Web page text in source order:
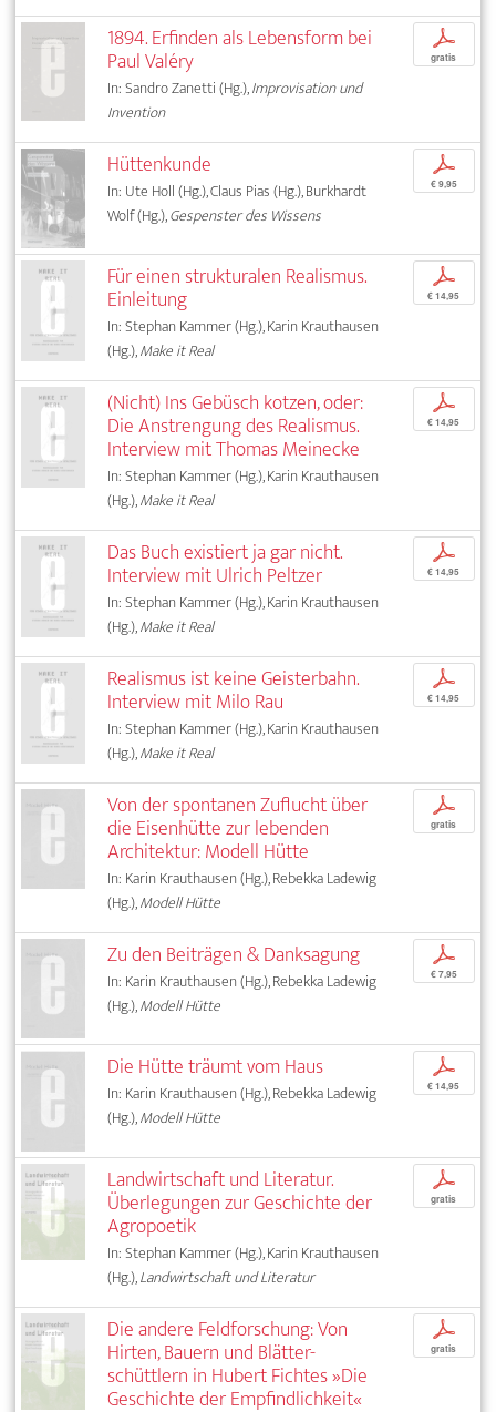
1894. Erfinden als Lebensform bei
Paul Valéry
In: Sandro Zanetti (Hg.),Improvisation und
Invention
p
gratis
Hüttenkunde
In: Ute Holl (Hg.), Claus Pias (Hg.), Burkhardt
Wolf (Hg.),Gespenster des Wissens
p
€ 9,95
Für einen strukturalen Realismus.
Einleitung
In: Stephan Kammer (Hg.), Karin Krauthausen
(Hg.),Make it Real
p
€ 14,95
(Nicht) Ins Gebüsch kotzen, oder:
Die Anstrengung des Realismus.
Interview mit Thomas Meinecke
In: Stephan Kammer (Hg.), Karin Krauthausen
(Hg.),Make it Real
p
€ 14,95
Das Buch existiert ja gar nicht.
Interview mit Ulrich Peltzer
In: Stephan Kammer (Hg.), Karin Krauthausen
(Hg.),Make it Real
p
€ 14,95
Realismus ist keine Geisterbahn.
Interview mit Milo Rau
In: Stephan Kammer (Hg.), Karin Krauthausen
(Hg.),Make it Real
p
€ 14,95
Von der spontanen Zuflucht über
die Eisenhütte zur lebenden
Architektur: Modell Hütte
In: Karin Krauthausen (Hg.), Rebekka Ladewig
(Hg.),Modell Hütte
p
gratis
Zu den Beiträgen & Danksagung
In: Karin Krauthausen (Hg.), Rebekka Ladewig
(Hg.),Modell Hütte
p
€ 7,95
Die Hütte träumt vom Haus
In: Karin Krauthausen (Hg.), Rebekka Ladewig
(Hg.),Modell Hütte
p
€ 14,95
Landwirtschaft und Literatur.
Überlegungen zur Geschichte der
Agropoetik
In: Stephan Kammer (Hg.), Karin Krauthausen
(Hg.),Landwirtschaft und Literatur
p
gratis
Die andere Feldforschung: Von
Hirten, Bauern und Blätter­-
schüttlern in Hubert Fichtes »Die
Geschichte der Empfindlichkeit«
p
gratis